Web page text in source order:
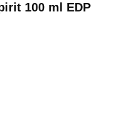
100 ml EDP